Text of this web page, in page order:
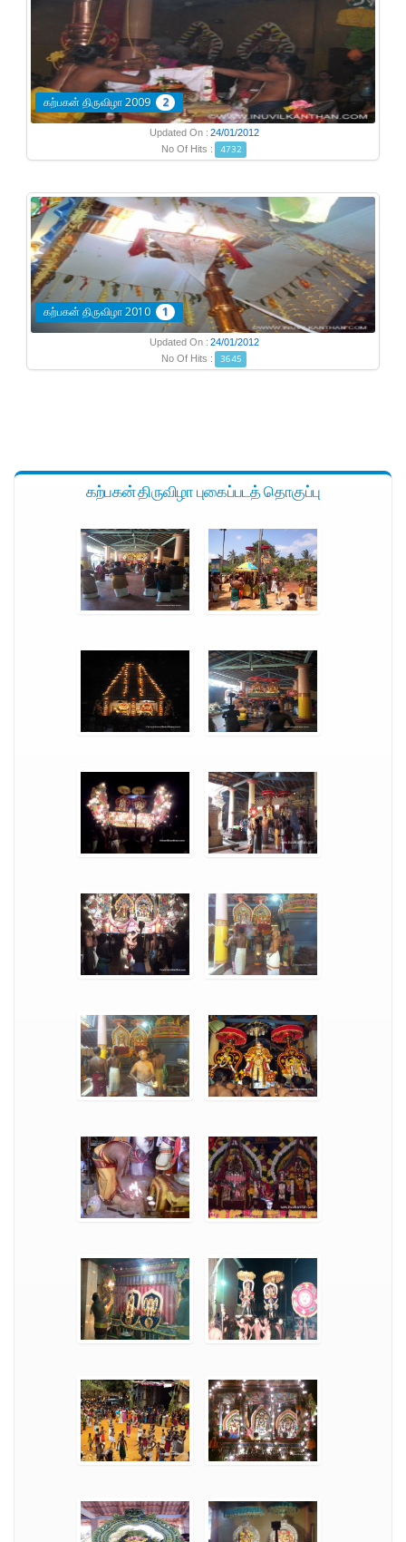
கற்பகன் திருவிழா 2009 2
Updated On : 24/01/2012
No Of Hits :
4732
கற்பகன் திருவிழா 2010 1
Updated On : 24/01/2012
No Of Hits :
3645
கற்பகன் திருவிழா புகைப்படத் தொகுப்பு